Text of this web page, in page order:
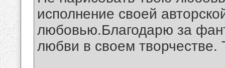
исполнение своей
любовью.Благодарю за
любви в своем